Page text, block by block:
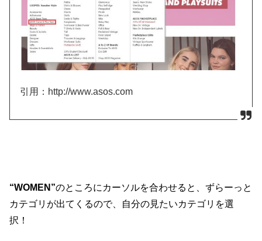
引用：http://www.asos.com
“WOMEN”のところにカーソルを合わせると、ずらーっと
カテゴリが出てくるので、自分の見たいカテゴリを選
択！